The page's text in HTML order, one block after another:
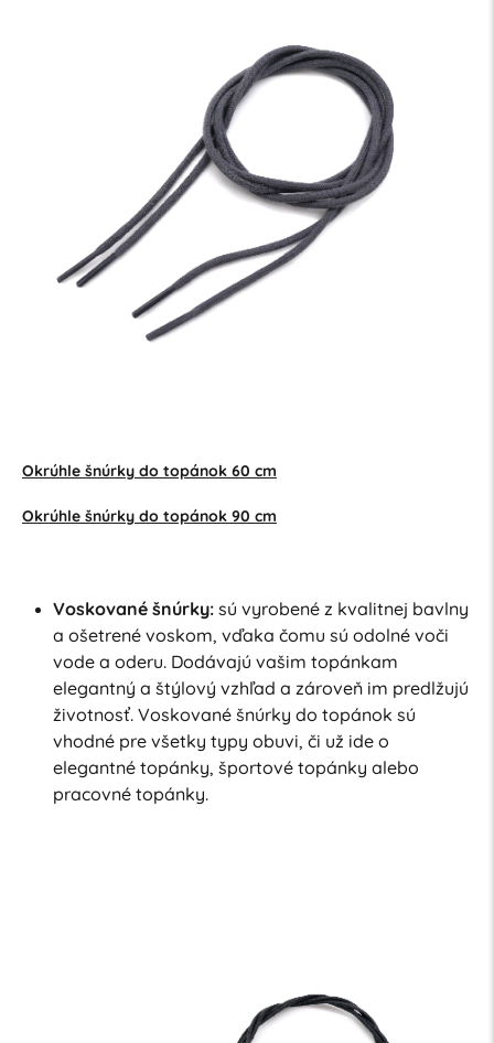
Okrúhle šnúrky do topánok 60 cm
Okrúhle šnúrky do topánok 90 cm
Voskované šnúrky: sú vyrobené z kvalitnej bavlny
a ošetrené voskom, vďaka čomu sú odolné voči
vode a oderu. Dodávajú vašim topánkam
elegantný a štýlový vzhľad a zároveň im predlžujú
životnosť. Voskované šnúrky do topánok sú
vhodné pre všetky typy obuvi, či už ide o
elegantné topánky, športové topánky alebo
pracovné topánky.